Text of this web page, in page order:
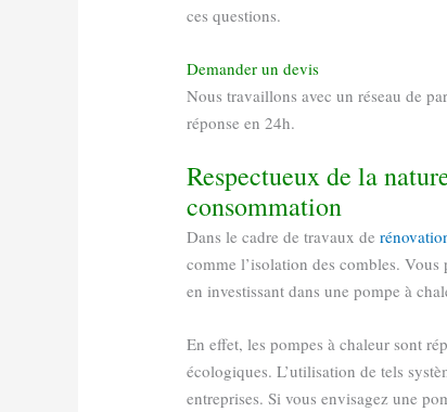
ces questions.
Demander un devis
Nous travaillons avec un réseau de
réponse en 24h.
Respectueux de la
consommation
Dans le cadre de travaux de
comme l’isolation des combles.
en investissant dans une pompe à
En effet, les pompes à chaleur sont
écologiques. L’utilisation de tels
entreprises. Si vous envisagez une